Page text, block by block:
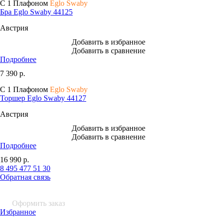
С 1 Плафоном Eglo Swaby
Бра Eglo Swaby 44125
Австрия
Добавить в избранное
Добавить в сравнение
Подробнее
7 390 р.
С 1 Плафоном Eglo Swaby
Торшер Eglo Swaby 44127
Австрия
Добавить в избранное
Добавить в сравнение
Подробнее
16 990 р.
8 495 477 51 30
Обратная связь
Оформить заказ
Избранное